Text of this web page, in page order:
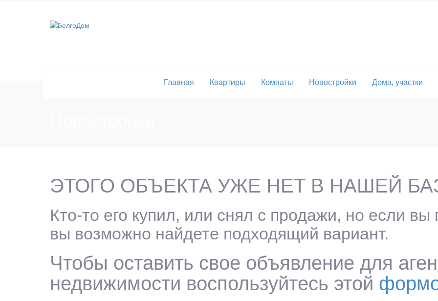
Главная Квартиры Комнаты Новостройки Дома, участки
ЭТОГО ОБЪЕКТА УЖЕ НЕТ В НАШЕЙ
Кто-то его купил, или снял с продажи, но если вы
вы возможно найдете подходящий вариант.
Чтобы оставить свое объявление для
недвижимости воспользуйтесь этой